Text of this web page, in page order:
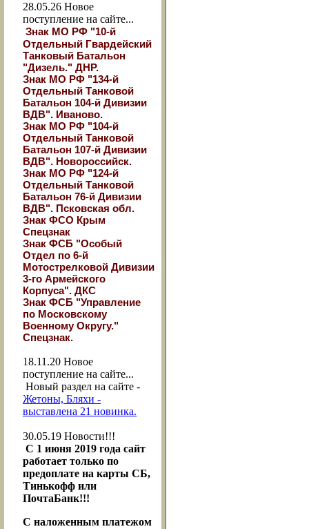
28.05.26 Новое
поступление на сайте...
Знак МО РФ "10-й
Отдельный Гвардейский
Танковый Батальон
"Дизель." ДНР.
Знак МО РФ "134-й
Отдельный Танковой
Батальон 104-й Дивизии
ВДВ". Иваново.
Знак МО РФ "104-й
Отдельный Танковой
Батальон 107-й Дивизии
ВДВ". Новороссийск.
Знак МО РФ "124-й
Отдельный Танковой
Батальон 76-й Дивизии
ВДВ". Псковская обл.
Знак ФСО Крым
Спецзнак
Знак ФСБ "Особый
Отдел по 6-й
Мотострелковой Дивизии
3-го Армейского
Корпуса". ДКС
Знак ФСБ "Управление
по Московскому
Военному Округу."
Спецзнак.
18.11.20 Новое
поступление на сайте...
Новый раздел на сайте -
Жетоны, Бляхи -
выставлена 21 новинка.
30.05.19 Новости!!!
С 1 июня 2019 года сайт
работает только по
предоплате на карты СБ,
Тинькофф или
ПочтаБанк!!!
С наложенным платежом